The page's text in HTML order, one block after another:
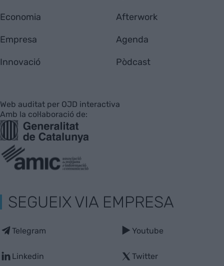
Economia
Empresa
Innovació
Afterwork
Agenda
Pòdcast
Web auditat per OJD interactiva
Amb la col·laboració de:
SEGUEIX VIA EMPRESA
Telegram
Linkedin
Youtube
Twitter